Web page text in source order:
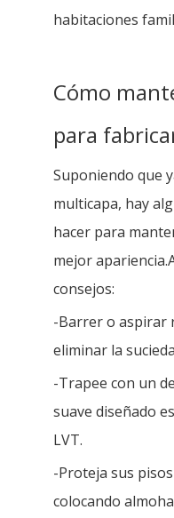
habitaciones
Cómo
para
Suponiendo que
multicapa, hay
hacer para
mejor
consejos:
-Barrer o aspirar
eliminar la
-Trapee con un
suave diseñado
LVT.
-Proteja sus
colocando